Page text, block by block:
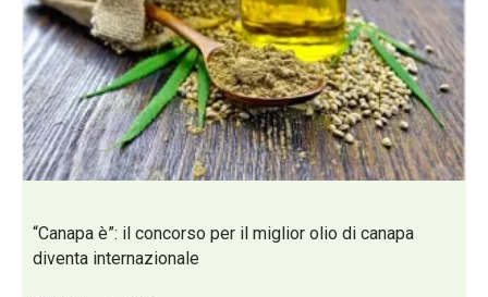
“Canapa è”: il concorso per il miglior olio di canapa
diventa internazionale